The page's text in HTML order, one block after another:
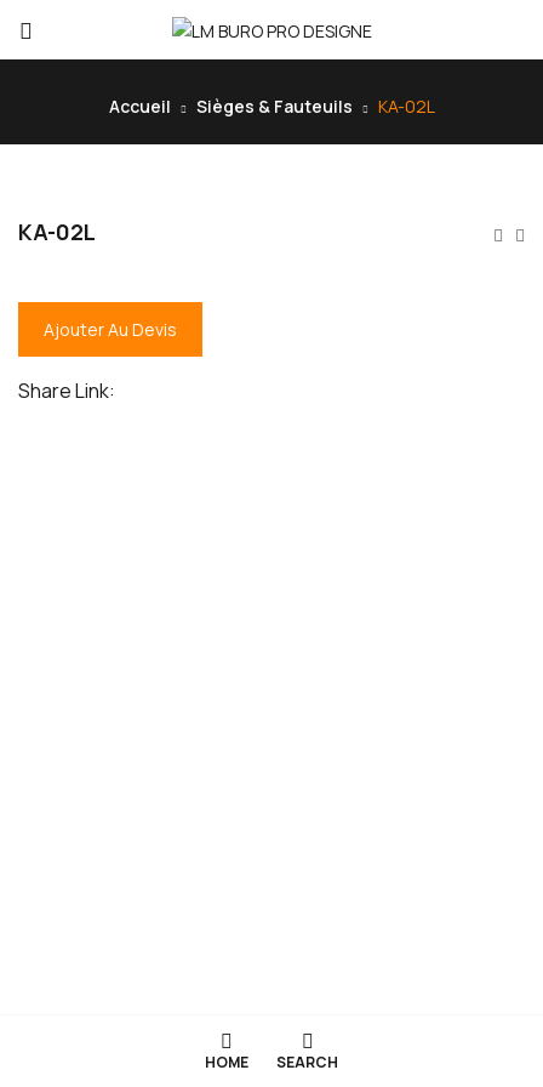
Accueil Sièges & Fauteuils KA-02L
KA-02L
Ajouter Au Devis
Share Link:
HOME SEARCH